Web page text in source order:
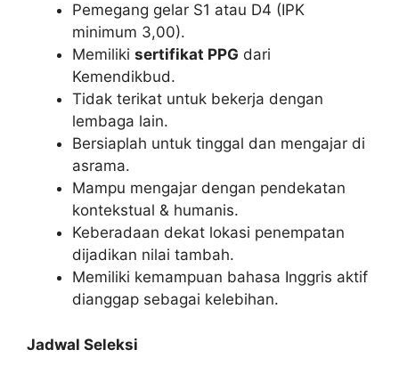
Pemegang gelar S1 atau D4 (IPK
minimum 3,00).
Memiliki sertifikat PPG dari
Kemendikbud.
Tidak terikat untuk bekerja dengan
lembaga lain.
Bersiaplah untuk tinggal dan mengajar di
asrama.
Mampu mengajar dengan pendekatan
kontekstual & humanis.
Keberadaan dekat lokasi penempatan
dijadikan nilai tambah.
Memiliki kemampuan bahasa Inggris aktif
dianggap sebagai kelebihan.
Jadwal Seleksi